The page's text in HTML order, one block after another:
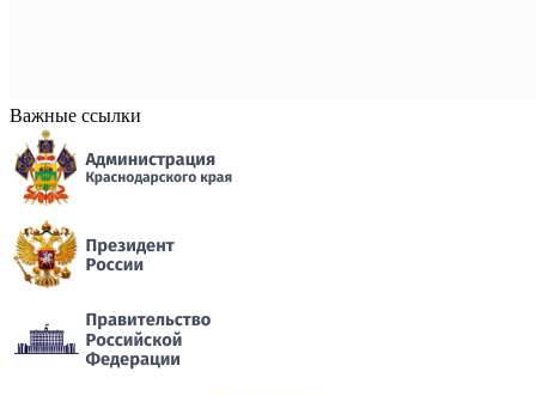
Важные ссылки